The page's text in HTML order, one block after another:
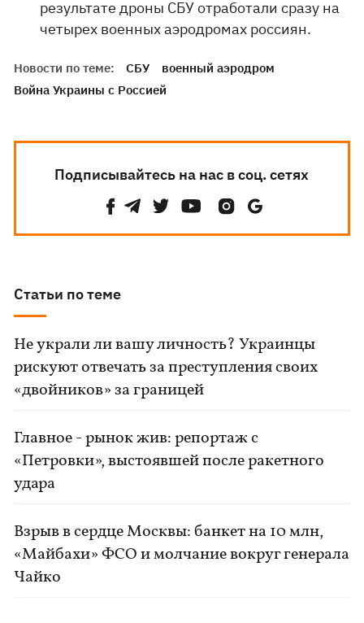
результате дроны СБУ отработали сразу на
четырех военных аэродромах россиян.
Новости по теме: СБУ
военный аэродром
Война Украины с Россией
Подписывайтесь на нас в соц. сетях
Статьи по теме
Не украли ли вашу личность? Украинцы
рискуют отвечать за преступления своих
«двойников» за границей
Главное - рынок жив: репортаж с
«Петровки», выстоявшей после ракетного
удара
Взрыв в сердце Москвы: банкет на 10 млн,
«Майбахи» ФСО и молчание вокруг генерала
Чайко